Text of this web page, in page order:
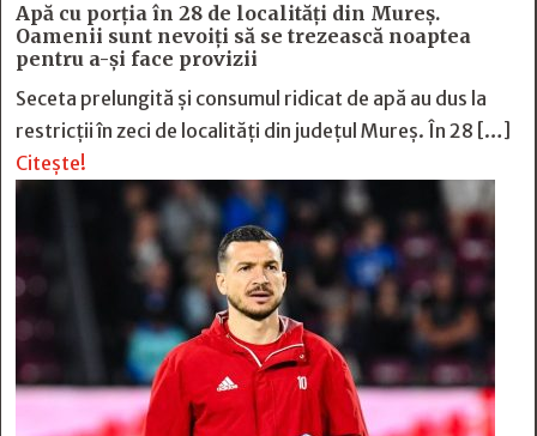
Apă cu porția în 28 de localități din Mureș.
Oamenii sunt nevoiți să se trezească noaptea
pentru a-și face provizii
Seceta prelungită și consumul ridicat de apă au dus la
restricții în zeci de localități din județul Mureș. În 28 […]
Citește!